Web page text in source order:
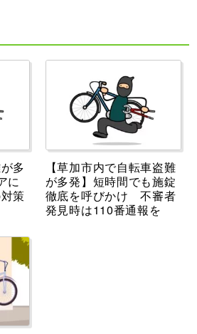
多
に
策
【草加市内で自転車盗難
が多発】短時間でも施錠
徹底を呼びかけ 不審者
発見時は110番通報を